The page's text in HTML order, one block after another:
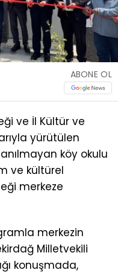
ABONE OL
ve İl Kültür ve
yürütülen
köy okulu
ve kültürel
merkeze
merkezin
Milletvekili
konuşmada,